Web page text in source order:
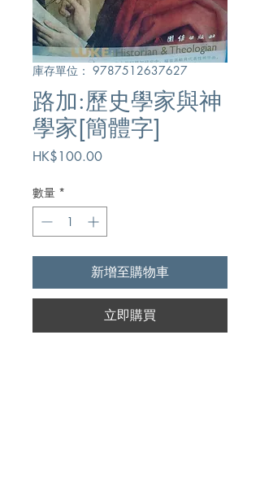
庫存單位： 9787512637627
路加:歷史學家與神
學家[簡體字]
HK$100.00價
數量 *
新增至購物車
立即購買